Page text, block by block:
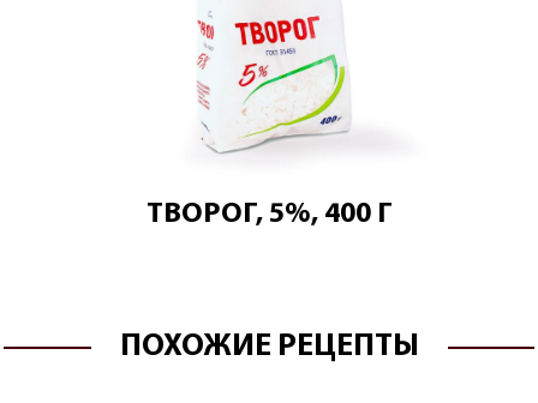
ТВОРОГ, 5%, 400 Г
ПОХОЖИЕ РЕЦЕПТЫ